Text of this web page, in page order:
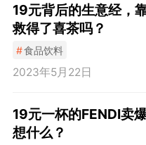
19元背后的生意经，
救得了喜茶吗？
#食品饮料
2023年5月22日
19元一杯的FENDI卖
想什么？